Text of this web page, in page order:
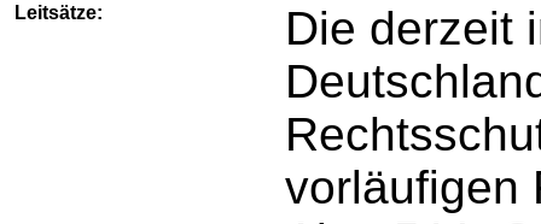
Leitsätze:
Die derzeit
vorläufigen